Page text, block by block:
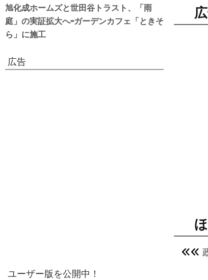
旭化成ホームズと世田谷トラスト、「雨
庭」の実証拡大へ=ガーデンカフェ「ときそ
ら」に施工
広告
ユーザー版を公開中！